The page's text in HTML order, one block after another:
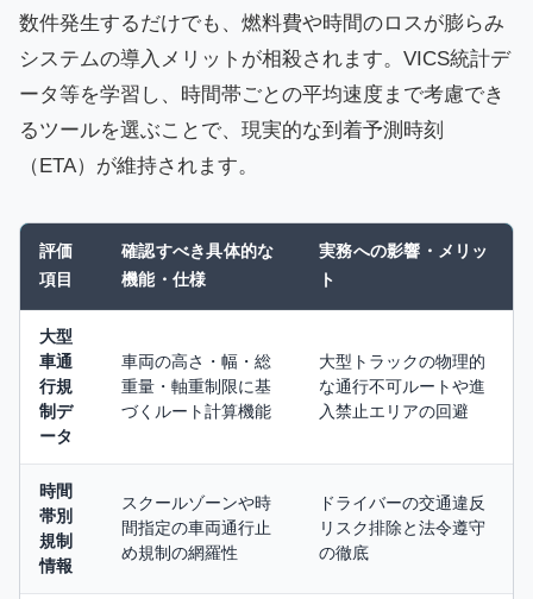
数件発生するだけでも、燃料費や時間のロスが膨らみ
システムの導入メリットが相殺されます。VICS統計デ
ータ等を学習し、時間帯ごとの平均速度まで考慮でき
るツールを選ぶことで、現実的な到着予測時刻
（ETA）が維持されます。
評価
項目
確認すべき具体的な
機能・仕様
実務への影響・メリッ
ト
大型
車通
行規
制デ
ータ
車両の高さ・幅・総
重量・軸重制限に基
づくルート計算機能
大型トラックの物理的
な通行不可ルートや進
入禁止エリアの回避
時間
帯別
規制
情報
スクールゾーンや時
間指定の車両通行止
め規制の網羅性
ドライバーの交通違反
リスク排除と法令遵守
の徹底